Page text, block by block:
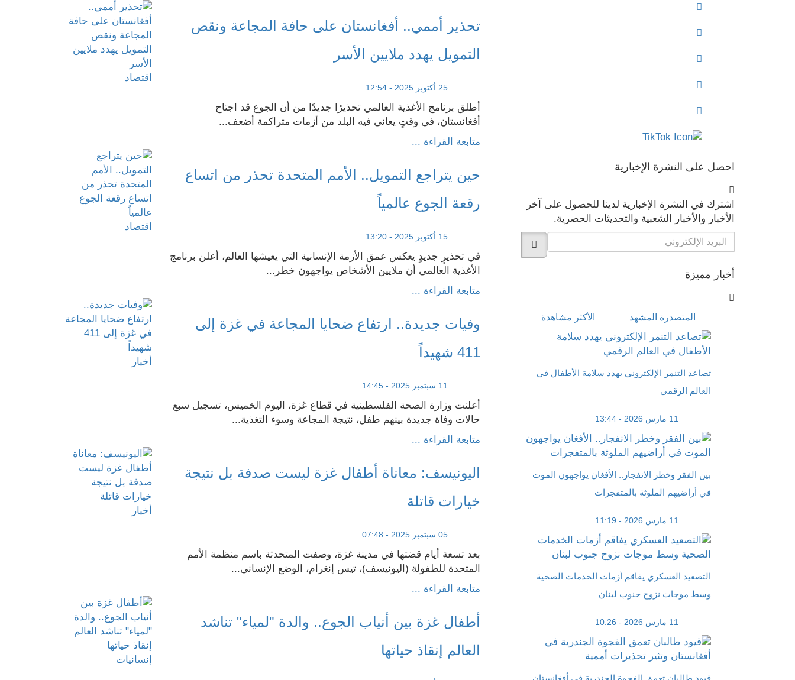
اقتصاد
تحذير أممي.. أفغانستان على حافة المجاعة ونقص
التمويل يهدد ملايين الأسر
25 أكتوبر 2025 - 12:54
أطلق برنامج الأغذية العالمي تحذيرًا جديدًا من أن الجوع قد اجتاح
أفغانستان، في وقتٍ يعاني فيه البلد من أزمات متراكمة أضعف...
متابعة القراءة ...
اقتصاد
حين يتراجع التمويل.. الأمم المتحدة تحذر من اتساع
رقعة الجوع عالمياً
15 أكتوبر 2025 - 13:20
في تحذيرٍ جديدٍ يعكس عمق الأزمة الإنسانية التي يعيشها العالم، أعلن برنامج
الأغذية العالمي أن ملايين الأشخاص يواجهون خطر...
متابعة القراءة ...
أخبار
وفيات جديدة.. ارتفاع ضحايا المجاعة في غزة إلى
411 شهيداً
11 سبتمبر 2025 - 14:45
أعلنت وزارة الصحة الفلسطينية في قطاع غزة، اليوم الخميس، تسجيل سبع
حالات وفاة جديدة بينهم طفل، نتيجة المجاعة وسوء التغذية...
متابعة القراءة ...
أخبار
اليونيسف: معاناة أطفال غزة ليست صدفة بل نتيجة
خيارات قاتلة
05 سبتمبر 2025 - 07:48
بعد تسعة أيام قضتها في مدينة غزة، وصفت المتحدثة باسم منظمة الأمم
المتحدة للطفولة (اليونيسف)، تيس إنغرام، الوضع الإنساني...
متابعة القراءة ...
إنسانيات
أطفال غزة بين أنياب الجوع.. والدة "لمياء" تناشد
العالم إنقاذ حياتها
احصل على النشرة الإخبارية
اشترك في النشرة الإخبارية لدينا للحصول على آخر
الأخبار والأخبار الشعبية والتحديثات الحصرية.
أخبار مميزة
المتصدرة المشهد الأكثر مشاهدة
تصاعد التنمر الإلكتروني يهدد سلامة الأطفال في
العالم الرقمي
11 مارس 2026 - 13:44
بين الفقر وخطر الانفجار.. الأفغان يواجهون الموت
في أراضيهم الملوثة بالمتفجرات
11 مارس 2026 - 11:19
التصعيد العسكري يفاقم أزمات الخدمات الصحية
وسط موجات نزوح جنوب لبنان
11 مارس 2026 - 10:26
قيود طالبان تعمق الفجوة الجندرية في أفغانستان